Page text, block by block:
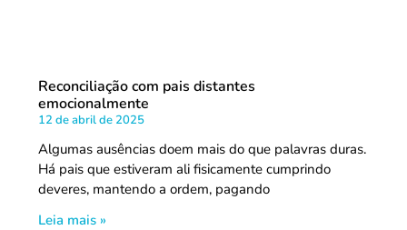
Reconciliação com pais distantes
emocionalmente
12 de abril de 2025
Algumas ausências doem mais do que palavras duras.
Há pais que estiveram ali fisicamente cumprindo
deveres, mantendo a ordem, pagando
Leia mais »